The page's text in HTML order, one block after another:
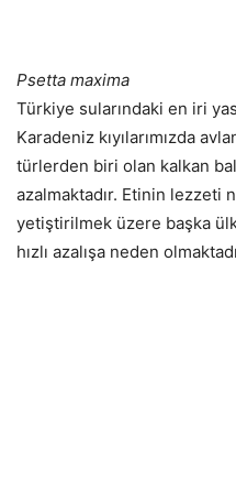
Psetta maxima
Türkiye sularındaki en iri
Karadeniz kıyılarımızda
türlerden biri olan kalkan
azalmaktadır. Etinin lezzeti
yetiştirilmek üzere başka
hızlı azalışa neden